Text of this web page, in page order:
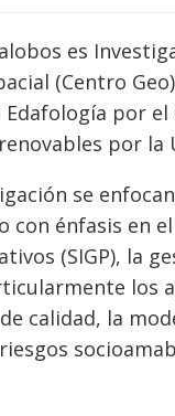
es
(Centro
Edafología por
por la
se
énfasis en
(SIGP), la
los
calidad, la